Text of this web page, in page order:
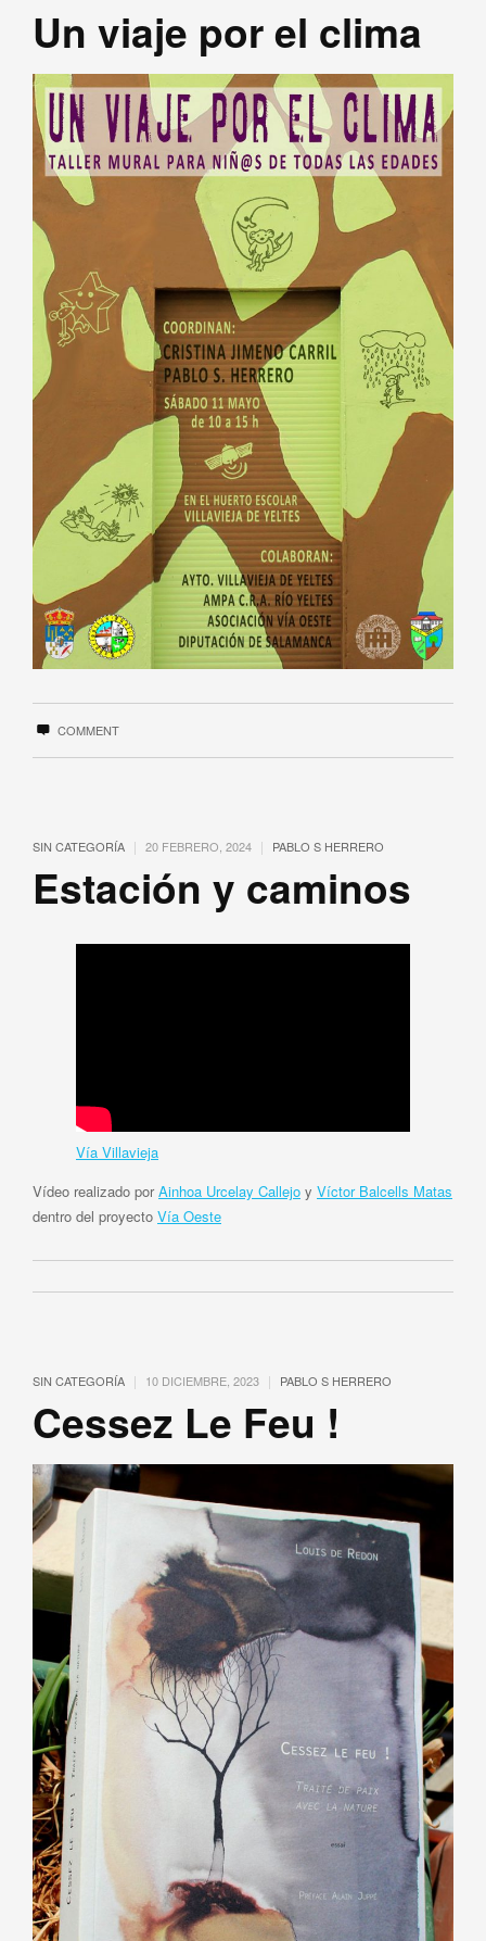
Un viaje por el clima
COMMENT
SIN CATEGORÍA | 20 FEBRERO, 2024 | PABLO S HERRERO
Estación y caminos
Vía Villavieja
Vídeo realizado porAinhoa Urcelay Callejo y Víctor Balcells Matas
dentro del proyecto Vía Oeste
SIN CATEGORÍA | 10 DICIEMBRE, 2023 | PABLO S HERRERO
Cessez Le Feu !